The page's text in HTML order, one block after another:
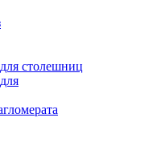
столешниц